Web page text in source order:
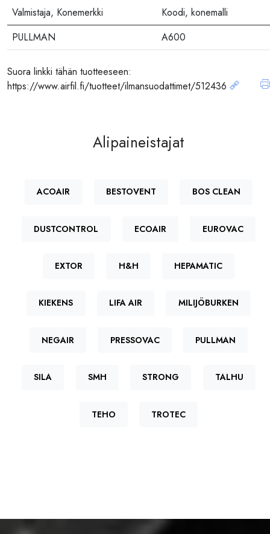
Valmistaja, Konemerkki
Koodi, konemalli
PULLMAN
A600
Suora linkki tähän tuotteeseen:
https://www.airfil.fi/tuotteet/ilmansuodattimet/512436
Alipaineistajat
ACOAIR BESTOVENT BOS CLEAN
DUSTCONTROL ECOAIR EUROVAC
EXTOR H&H HEPAMATIC
KIEKENS LIFA AIR MILIJÖBURKEN
NEGAIR PRESSOVAC PULLMAN
SILA SMH STRONG TALHU
TEHO TROTEC